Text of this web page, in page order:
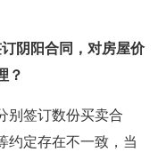
阴阳合同，对房屋价
？
别签订数份买卖合
约定存在不一致，当